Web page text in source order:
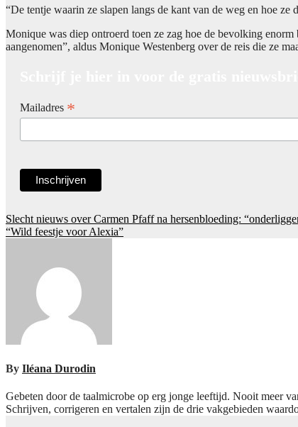
“De tentje waarin ze slapen langs de kant van de weg en hoe
Monique was diep ontroerd toen ze zag hoe de bevolking
aangenomen”, aldus Monique Westenberg over de reis die ze
Mailadres *
Post
navigation
Slecht nieuws over Carmen Pfaff na hersenbloeding:
“Wild feestje voor Alexia”
By Iléana Durodin
Gebeten door de taalmicrobe op erg jonge leeftijd. Nooit meer
Schrijven, corrigeren en vertalen zijn de drie vakgebieden